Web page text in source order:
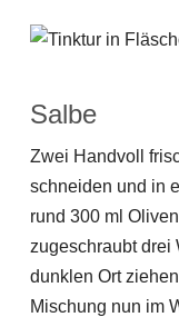
Salbe
Zwei Handvoll
schneiden und in
rund 300 ml
zugeschraubt drei
dunklen Ort
Mischung nun im